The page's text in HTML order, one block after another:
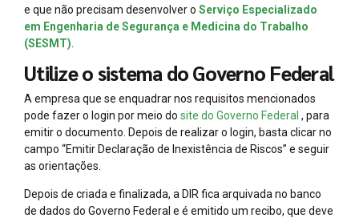
e que não precisam desenvolver o Serviço Especializado
em Engenharia de Segurança e Medicina do Trabalho
(SESMT)
Utilize o sistema do Governo Federal
A empresa que se enquadrar nos requisitos mencionados
pode fazer o login por meio do site do Governo Federal , para
emitir o documento. Depois de realizar o login, basta clicar no
campo “Emitir Declaração de Inexistência de Riscos” e seguir
as orientações.
Depois de criada e finalizada, a DIR fica arquivada no banco
de dados do Governo Federal e é emitido um recibo, que deve